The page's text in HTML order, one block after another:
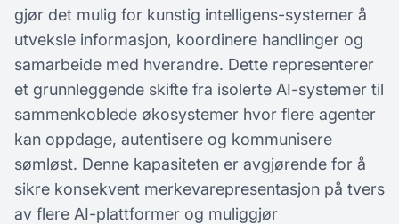
gjør det mulig for kunstig intelligens-systemer å
utveksle informasjon, koordinere handlinger og
samarbeide med hverandre. Dette representerer
et grunnleggende skifte fra isolerte AI-systemer til
sammenkoblede økosystemer hvor flere agenter
kan oppdage, autentisere og kommunisere
sømløst. Denne kapasiteten er avgjørende for å
sikre konsekvent merkevarepresentasjon på tvers
av flere AI-plattformer og muliggjør